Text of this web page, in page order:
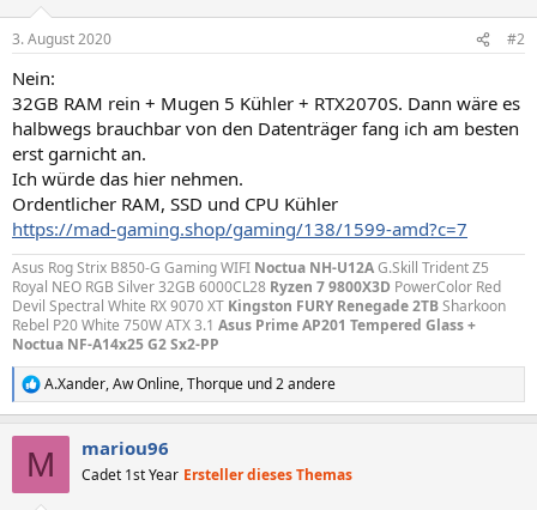
3. August 2020 #2
Nein:
32GB RAM rein + Mugen 5 Kühler + RTX2070S. Dann wäre es
halbwegs brauchbar von den Datenträger fang ich am besten
erst garnicht an.
Ich würde das hier nehmen.
Ordentlicher RAM, SSD und CPU Kühler
https://mad-gaming.shop/gaming/138/1599-amd?c=7
Asus Rog Strix B850-G Gaming WIFI Noctua NH-U12AG.Skill Trident Z5
Royal NEO RGB Silver 32GB 6000CL28 Ryzen 7 9800X3D PowerColor Red
Devil Spectral White RX 9070 XT Kingston FURY Renegade 2TBSharkoon
Rebel P20 White 750W ATX 3.1 Asus Prime AP201 Tempered Glass +
Noctua NF-A14x25 G2 Sx2-PP
R
e
A.Xander,Aw Online,Thorque und 2 andere
M mariou96
Cadet 1st Year Ersteller dieses Themas